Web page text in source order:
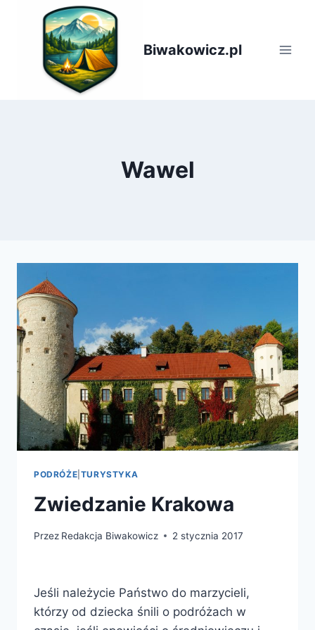
Biwakowicz.pl
Wawel
PODRÓŻE TURYSTYKA
Zwiedzanie Krakowa
Przez Redakcja Biwakowicz 2 stycznia 2017
Jeśli należycie Państwo do marzycieli,
którzy od dziecka śnili o podróżach w